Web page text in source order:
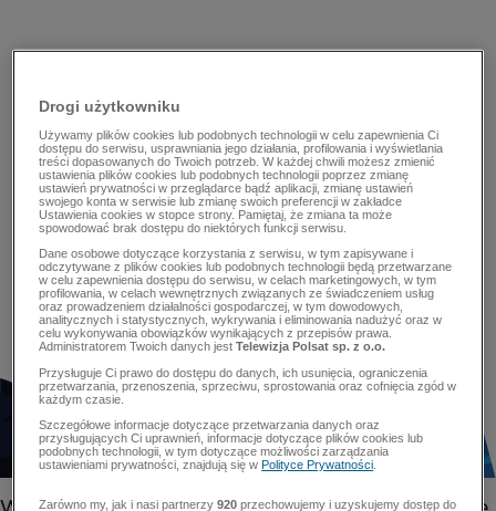
Drogi użytkowniku
Używamy plików cookies lub podobnych technologii w celu zapewnienia Ci
dostępu do serwisu, usprawniania jego działania, profilowania i wyświetlania
treści dopasowanych do Twoich potrzeb. W każdej chwili możesz zmienić
ustawienia plików cookies lub podobnych technologii poprzez zmianę
ustawień prywatności w przeglądarce bądź aplikacji, zmianę ustawień
swojego konta w serwisie lub zmianę swoich preferencji w zakładce
Ustawienia cookies w stopce strony. Pamiętaj, że zmiana ta może
spowodować brak dostępu do niektórych funkcji serwisu.
Dane osobowe dotyczące korzystania z serwisu, w tym zapisywane i
odczytywane z plików cookies lub podobnych technologii będą przetwarzane
w celu zapewnienia dostępu do serwisu, w celach marketingowych, w tym
profilowania, w celach wewnętrznych związanych ze świadczeniem usług
oraz prowadzeniem działalności gospodarczej, w tym dowodowych,
analitycznych i statystycznych, wykrywania i eliminowania nadużyć oraz w
celu wykonywania obowiązków wynikających z przepisów prawa.
Administratorem Twoich danych jestTelewizja Polsat sp. z o.o.
Przysługuje Ci prawo do dostępu do danych, ich usunięcia, ograniczenia
przetwarzania, przenoszenia, sprzeciwu, sprostowania oraz cofnięcia zgód w
każdym czasie.
Szczegółowe informacje dotyczące przetwarzania danych oraz
przysługujących Ci uprawnień, informacje dotyczące plików cookies lub
podobnych technologii, w tym dotyczące możliwości zarządzania
ustawieniami prywatności, znajdują się wPolityce Prywatności
Zarówno my, jak i nasi partnerzy920 przechowujemy i uzyskujemy dostęp do